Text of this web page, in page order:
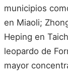
municipios
en Miaoli;
Heping en
leopardo de
mayor